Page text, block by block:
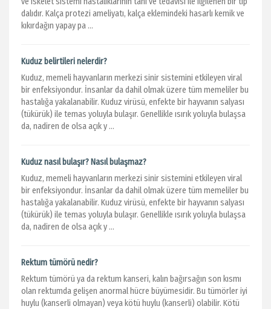
dalıdır. Kalça protezi ameliyatı, kalça eklemindeki hasarlı kemik ve
kıkırdağın yapay pa ...
Kuduz belirtileri nelerdir?
Kuduz, memeli hayvanların merkezi sinir sistemini etkileyen viral
bir enfeksiyondur. İnsanlar da dahil olmak üzere tüm memeliler bu
hastalığa yakalanabilir. Kuduz virüsü, enfekte bir hayvanın salyası
(tükürük) ile temas yoluyla bulaşır. Genellikle ısırık yoluyla bulaşsa
da, nadiren de olsa açık y ...
Kuduz nasıl bulaşır? Nasıl bulaşmaz?
Kuduz, memeli hayvanların merkezi sinir sistemini etkileyen viral
bir enfeksiyondur. İnsanlar da dahil olmak üzere tüm memeliler bu
hastalığa yakalanabilir. Kuduz virüsü, enfekte bir hayvanın salyası
(tükürük) ile temas yoluyla bulaşır. Genellikle ısırık yoluyla bulaşsa
da, nadiren de olsa açık y ...
Rektum tümörü nedir?
Rektum tümörü ya da rektum kanseri, kalın bağırsağın son kısmı
olan rektumda gelişen anormal hücre büyümesidir. Bu tümörler iyi
huylu (kanserli olmayan) veya kötü huylu (kanserli) olabilir. Kötü